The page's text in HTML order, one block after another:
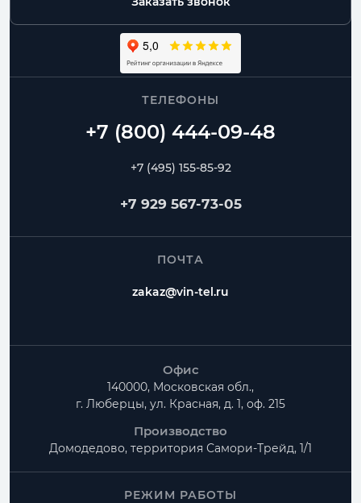
ТЕЛЕФОНЫ
+7 (495) 155-85-92
+7 929 567-73-05
ПОЧТА
zakaz@vin-tel.ru
Офис
140000, Московская обл.,
г. Люберцы, ул. Красная, д. 1, оф. 215
Производство
Домодедово, территория Самори-Трейд, 1/1
РЕЖИМ РАБОТЫ